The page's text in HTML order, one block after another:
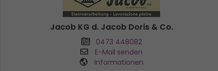
Jacob KG d. Jacob Doris & Co.
0473 448082
E-Mail senden
Informationen